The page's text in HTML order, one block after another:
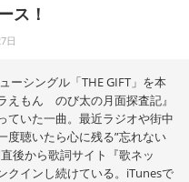
ス！
日
ーシングル「THE GIFT」を本
えもん のび太の月面探査記』
ていた一曲。最近ラジオや街中
度聴いたら心に残る”忘れない
後から歌詞サイト『歌ネッ
クインし続けている。iTunesで